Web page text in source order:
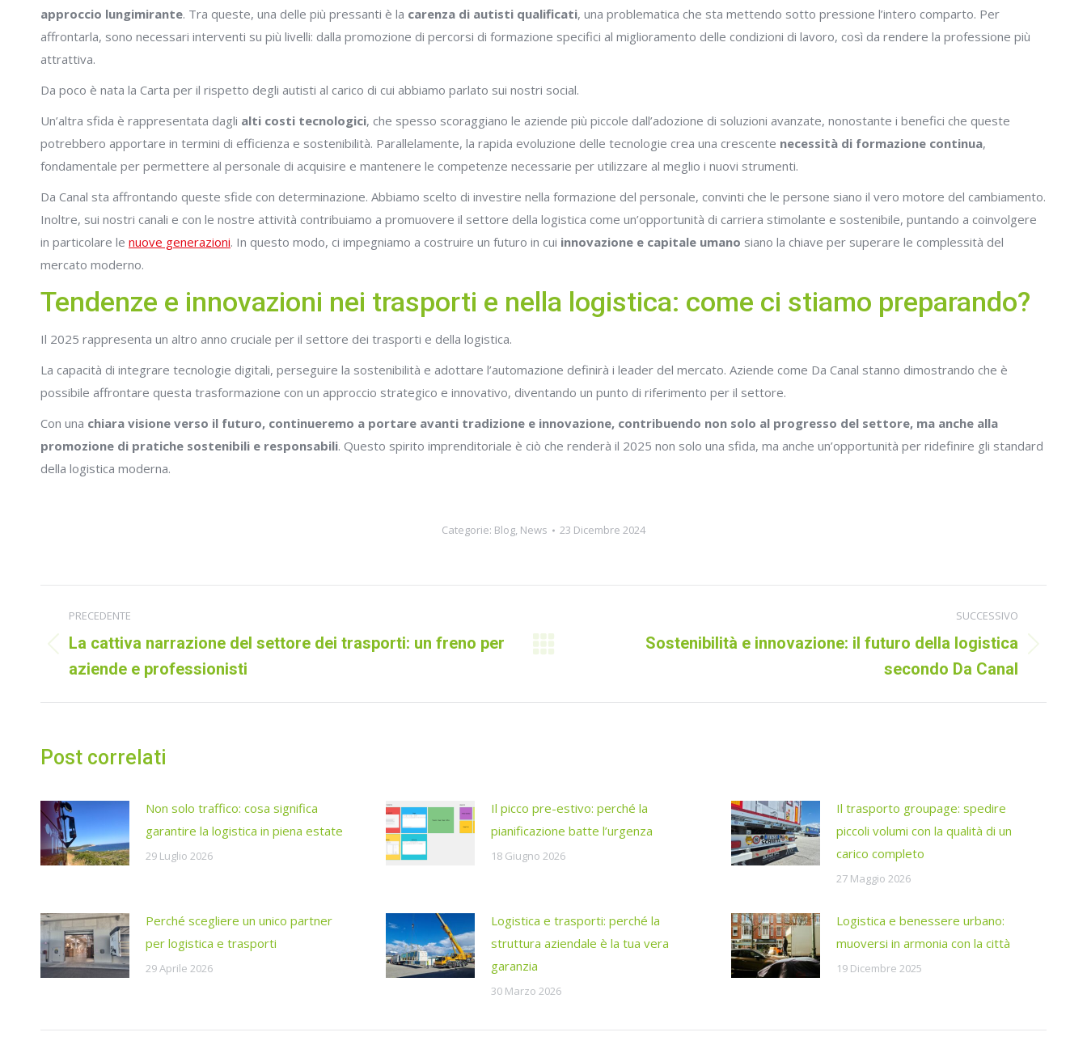
approccio lungimirante. Tra queste, una delle più pressanti è la carenza di autisti qualificati, una problematica che sta mettendo sotto pressione l’intero comparto. Per
affrontarla, sono necessari interventi su più livelli: dalla promozione di percorsi di formazione specifici al miglioramento delle condizioni di lavoro, così da rendere la professione più
attrattiva.
Da poco è nata la Carta per il rispetto degli autisti al carico di cui abbiamo parlato sui nostri social.
Un’altra sfida è rappresentata dagli alti costi tecnologici, che spesso scoraggiano le aziende più piccole dall’adozione di soluzioni avanzate, nonostante i benefici che queste
potrebbero apportare in termini di efficienza e sostenibilità. Parallelamente, la rapida evoluzione delle tecnologie crea una crescente necessità di formazione continua,
fondamentale per permettere al personale di acquisire e mantenere le competenze necessarie per utilizzare al meglio i nuovi strumenti.
Da Canal sta affrontando queste sfide con determinazione. Abbiamo scelto di investire nella formazione del personale, convinti che le persone siano il vero motore del cambiamento.
Inoltre, sui nostri canali e con le nostre attività contribuiamo a promuovere il settore della logistica come un’opportunità di carriera stimolante e sostenibile, puntando a coinvolgere
in particolare le nuove generazioni. In questo modo, ci impegniamo a costruire un futuro in cui innovazione e capitale umano siano la chiave per superare le complessità del
mercato moderno.
Tendenze e innovazioni nei trasporti e nella logistica: come ci stiamo preparando?
Il 2025 rappresenta un altro anno cruciale per il settore dei trasporti e della logistica.
La capacità di integrare tecnologie digitali, perseguire la sostenibilità e adottare l’automazione definirà i leader del mercato. Aziende come Da Canal stanno dimostrando che è
possibile affrontare questa trasformazione con un approccio strategico e innovativo, diventando un punto di riferimento per il settore.
Con una chiara visione verso il futuro, continueremo a portare avanti tradizione e innovazione, contribuendo non solo al progresso del settore, ma anche alla
promozione di pratiche sostenibili e responsabili. Questo spirito imprenditoriale è ciò che renderà il 2025 non solo una sfida, ma anche un’opportunità per ridefinire gli standard
della logistica moderna.
Categorie: Blog, News 23 Dicembre 2024
tra
post
PRECEDENTE
Post
precedente:
La cattiva narrazione del settore dei trasporti: un freno per
aziende e professionisti
SUCCESSIVO
Sostenibilità e innovazione: il futuro della logistica
secondo Da Canal
Post correlati
Non solo traffico: cosa significa
garantire la logistica in piena estate
29 Luglio 2026
Il picco pre-estivo: perché la
pianificazione batte l’urgenza
18 Giugno 2026
Il trasporto groupage: spedire
piccoli volumi con la qualità di un
carico completo
27 Maggio 2026
Perché scegliere un unico partner
per logistica e trasporti
29 Aprile 2026
Logistica e trasporti: perché la
struttura aziendale è la tua vera
garanzia
30 Marzo 2026
Logistica e benessere urbano:
muoversi in armonia con la città
19 Dicembre 2025